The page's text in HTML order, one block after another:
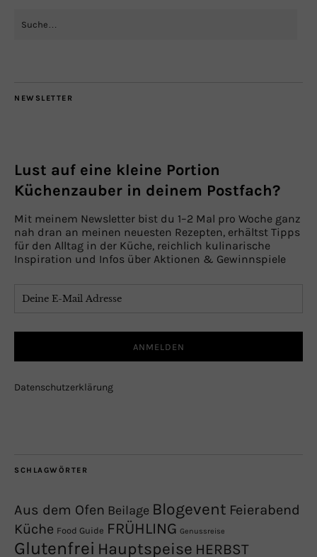
NEWSLETTER
Lust auf eine kleine Portion
Küchenzauber in deinem Postfach?
Mit meinem Newsletter bist du 1–2 Mal pro Woche ganz
nah dran an meinen neuesten Rezepten, erhältst Tipps
für den Alltag in der Küche, reichlich kulinarische
Inspiration und Infos über Aktionen & Gewinnspiele
Datenschutzerklärung
SCHLAGWÖRTER
Aus dem Ofen Beilage Blogevent Feierabend
Küche Food Guide FRÜHLING Genussreise
Glutenfrei Hauptspeise HERBST